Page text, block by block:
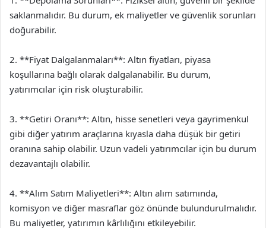
saklanmalıdır. Bu durum, ek maliyetler ve güvenlik sorunları
doğurabilir.
2. **Fiyat Dalgalanmaları**: Altın fiyatları, piyasa
koşullarına bağlı olarak dalgalanabilir. Bu durum,
yatırımcılar için risk oluşturabilir.
3. **Getiri Oranı**: Altın, hisse senetleri veya gayrimenkul
gibi diğer yatırım araçlarına kıyasla daha düşük bir getiri
oranına sahip olabilir. Uzun vadeli yatırımcılar için bu durum
dezavantajlı olabilir.
4. **Alım Satım Maliyetleri**: Altın alım satımında,
komisyon ve diğer masraflar göz önünde bulundurulmalıdır.
Bu maliyetler, yatırımın kârlılığını etkileyebilir.